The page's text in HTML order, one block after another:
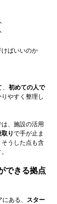
けばいいのか
初めての人で
りやすく整理し
、施設の活用
りで手が止ま
うした点も含
できる拠点
ある、
スター